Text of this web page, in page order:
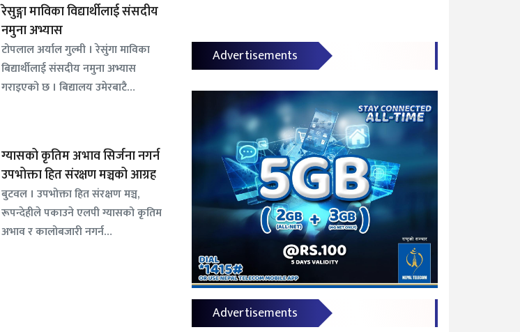
रेसुङ्गा माविका विद्यार्थीलाई संसदीय
नमुना अभ्यास
टोपलाल अर्याल गुल्मी । रेसुंगा माविका
बिद्यार्थीलाई संसदीय नमुना अभ्यास
गराइएको छ । बिद्यालय उमेरबाटै…
ग्यासको कृतिम अभाव सिर्जना नगर्न
उपभोक्ता हित संरक्षण मञ्चको आग्रह
बुटवल । उपभोक्ता हित संरक्षण मञ्च,
रूपन्देहीले पकाउने एलपी ग्यासको कृतिम
अभाव र कालोबजारी नगर्न…
Advertisements
Advertisements